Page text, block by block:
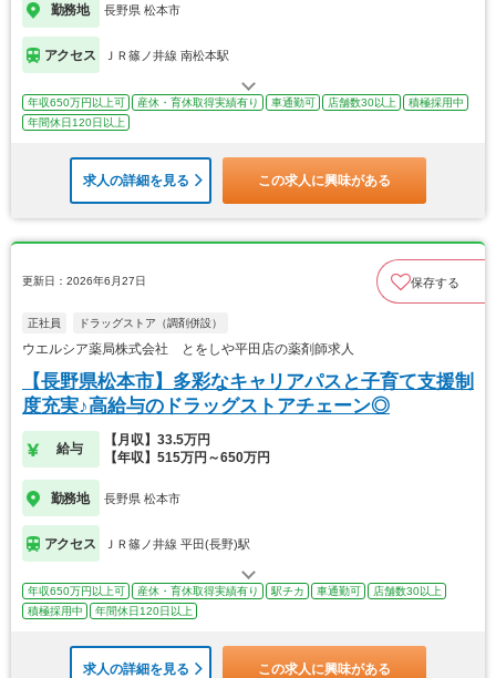
勤務地 長野県 松本市
アクセス ＪＲ篠ノ井線 南松本駅
年収650万円以上可 産休・育休取得実績有り 車通勤可 店舗数30以上
積極採用中
年間休日120日以上
求人の詳細を見る この求人に興味がある
更新日：2026年6月27日 保存する
正社員 ドラッグストア（調剤併設）
ウエルシア薬局株式会社 とをしや平田店の薬剤師求人
【長野県松本市】多彩なキャリアパスと子育て支援制
度充実♪高給与のドラッグストアチェーン◎
給与
【月収】33.5万円
【年収】515万円～650万円
勤務地 長野県 松本市
アクセス ＪＲ篠ノ井線 平田(長野)駅
年収650万円以上可 産休・育休取得実績有り 駅チカ 車通勤可
店舗数30以上
積極採用中
年間休日120日以上
求人の詳細を見る この求人に興味がある